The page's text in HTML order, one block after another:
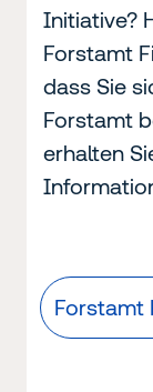
Initiative?
Forstamt
dass Sie
Forstamt
erhalten
Forstamt